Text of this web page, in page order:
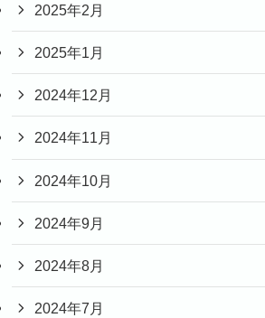
2025年2月
2025年1月
2024年12月
2024年11月
2024年10月
2024年9月
2024年8月
2024年7月